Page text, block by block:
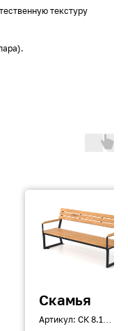
текстуру
Скамья
Артикул: СК 8.1